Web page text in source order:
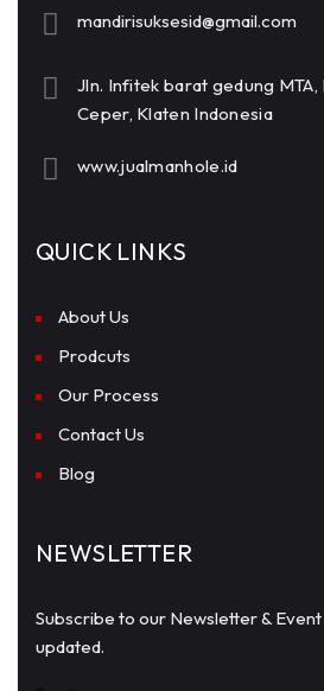
mandirisuksesid@gmail.com
Jln. Infitek barat gedung
Ceper, Klaten Indonesia
www.jualmanhole.id
QUICK LINKS
About Us
Prodcuts
Our Process
Contact Us
Blog
NEWSLETTER
Subscribe to our Newsletter &
updated.